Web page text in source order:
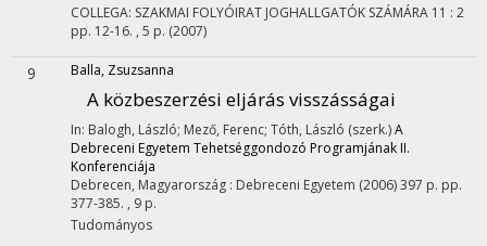
COLLEGA: SZAKMAI FOLYÓIRAT JOGHALLGATÓK SZÁMÁRA 11 : 2
pp. 12-16. , 5 p. (2007)
9 Balla, Zsuzsanna
A közbeszerzési eljárás visszásságai
In: Balogh, László; Mező, Ferenc; Tóth, László (szerk.)A
Debreceni Egyetem Tehetséggondozó Programjának II.
Konferenciája
Debrecen, Magyarország : Debreceni Egyetem (2006)397 p. pp.
377-385. , 9 p.
Tudományos